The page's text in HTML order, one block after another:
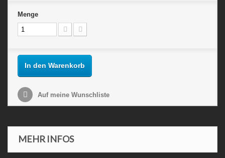
Menge
In den Warenkorb
Auf meine Wunschliste
MEHR INFOS